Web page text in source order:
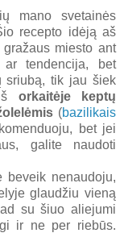
mano svetainės
recepto idėją aš
miesto ant
tendencija, bet
sriubą, tik jau šiek
orkaitėje keptų
(bazilikais
bet jei
galite naudoti
beveik nenaudoju,
glaudžiu vieną
su šiuo aliejumi
ir ne per riebūs.